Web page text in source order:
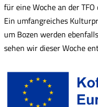
für eine Woche an der
Ein umfangreiches
um Bozen werden
sehen wir dieser Woche